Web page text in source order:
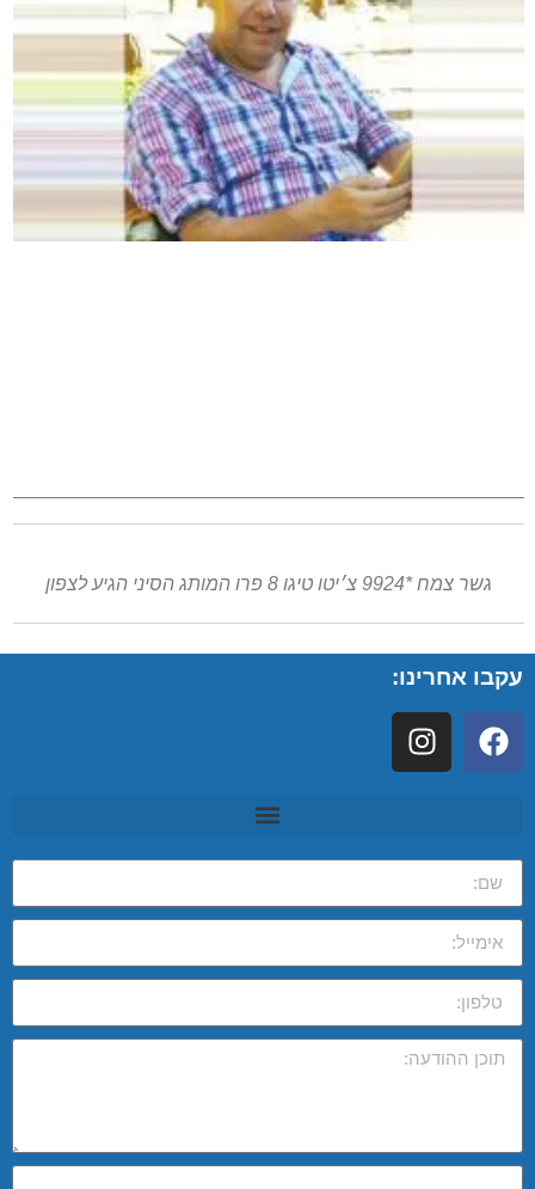
גשר צמח *9924 צ׳יטו טיגו 8 פרו המותג הסיני הגיע לצפון
עקבו אחרינו: